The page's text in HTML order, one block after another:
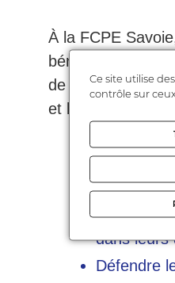
À la FCPE
bénévoles
de l’année dans
et lycées du
les
dans leurs
Défendre
Ce site utilise
contrôle sur